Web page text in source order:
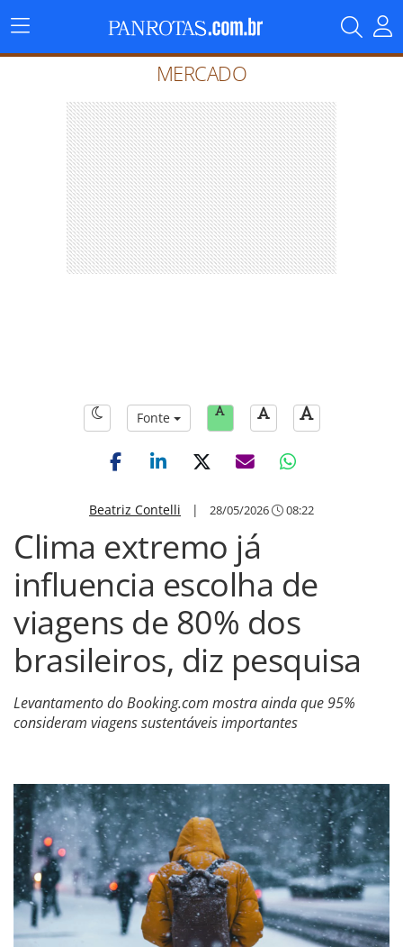
Menu
Principal
MERCADO
Fonte
Beatriz Contelli | 28/05/2026 08:22
Clima extremo já
influencia escolha de
viagens de 80% dos
brasileiros, diz pesquisa
Levantamento do Booking.com mostra ainda que 95%
consideram viagens sustentáveis importantes